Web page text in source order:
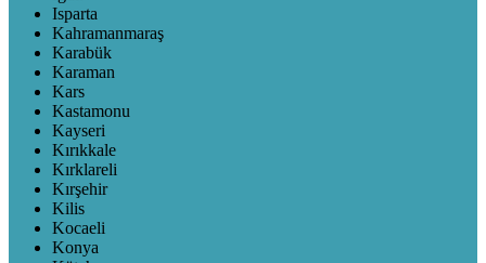
Isparta
Kahramanmaraş
Karabük
Karaman
Kars
Kastamonu
Kayseri
Kırıkkale
Kırklareli
Kırşehir
Kilis
Kocaeli
Konya